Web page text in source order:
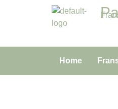
Home